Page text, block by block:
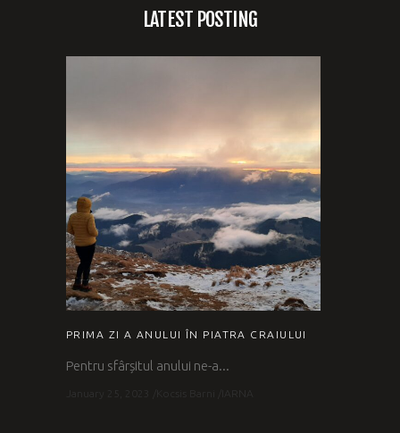
LATEST POSTING
PRIMA ZI A ANULUI ÎN PIATRA CRAIULUI
Pentru sfârșitul anului ne-a...